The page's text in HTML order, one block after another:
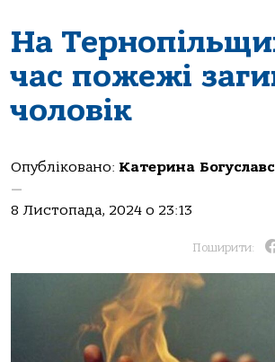
На
час пожежі
чоловік
Опубліковано: Катерина
—
8 Листопада, 2024 о 23:13
Поширити: